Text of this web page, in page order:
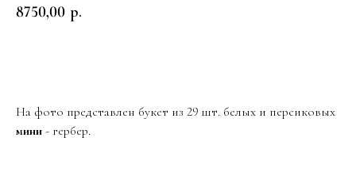
8750,00 р.
На фото представлен букет из 29 шт. белых и персиковых
мини - гербер.